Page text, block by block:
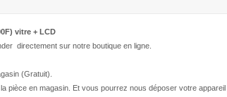
vitre + LCD
directement sur notre boutique en ligne.
(Gratuit).
pièce en magasin. Et vous pourrez nous déposer votre appareil